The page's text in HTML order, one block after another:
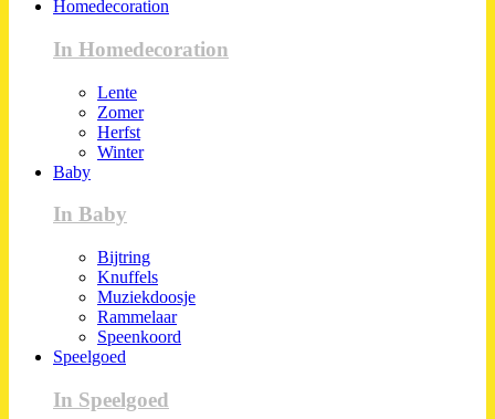
Homedecoration
In Homedecoration
Lente
Zomer
Herfst
Winter
Baby
In Baby
Bijtring
Knuffels
Muziekdoosje
Rammelaar
Speenkoord
Speelgoed
In Speelgoed